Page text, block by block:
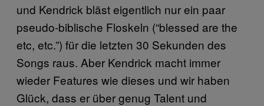
und Kendrick bläst eigentlich nur ein paar
pseudo-biblische Floskeln (“blessed are the
etc, etc.”) für die letzten 30 Sekunden des
Songs raus. Aber Kendrick macht immer
wieder Features wie dieses und wir haben
Glück, dass er über genug Talent und